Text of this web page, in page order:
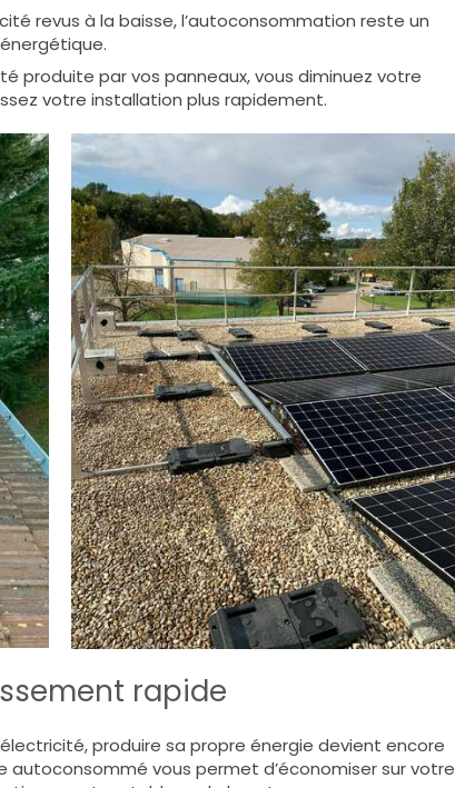
revus à la baisse, l’autoconsommation reste un
produite par vos panneaux, vous diminuez votre
votre installation plus rapidement.
rapide
produire sa propre énergie devient encore
autoconsommé vous permet d’économiser sur votre